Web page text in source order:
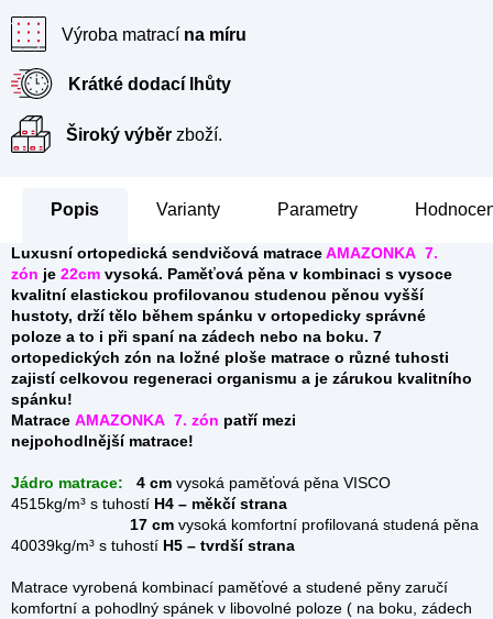
Výroba matrací na míru
Krátké dodací lhůty
Široký výběr zboží.
Popis Parametry
Luxusní ortopedická sendvičová matraceAMAZONKA 7.
zón je 22cm vysoká. Paměťová pěna v kombinaci s vysoce
kvalitní elastickou profilovanou studenou pěnou vyšší
hustoty, drží tělo během spánku v ortopedicky správné
poloze a to i při spaní na zádech nebo na boku. 7
ortopedických zón na ložné ploše matrace o různé tuhosti
zajistí celkovou regeneraci organismu a je zárukou kvalitního
spánku!
Matrace AMAZONKA 7. zón patří mezi
nejpohodlnějšímatrace!
Jádro matrace: 4 cm vysoká paměťová pěna VISCO
4515kg/m³ s tuhostí H4 – měkčí strana
17 cm vysoká komfortní profilovaná studená pěna
40039kg/m³ s tuhostí H5 – tvrdší strana
Matrace vyrobená kombinací paměťové a studené pěny zaručí
komfortní a pohodlný spánek v libovolné poloze ( na boku, zádech